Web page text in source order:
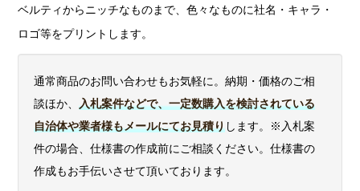
ベルティからニッチなものまで、色々なものに社名・キャラ・
ロゴ等をプリントします。
通常商品のお問い合わせもお気軽に。納期・価格のご相
談ほか、入札案件などで、一定数購入を検討されている
自治体や業者様もメールにてお見積りします。※入札案
件の場合、仕様書の作成前にご相談ください。仕様書の
作成もお手伝いさせて頂いております。